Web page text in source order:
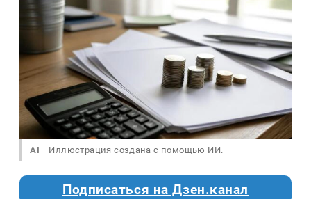
AI Иллюстрация создана с помощью ИИ.
Подписаться на Дзен.канал